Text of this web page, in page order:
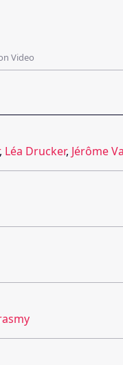
Video
, Léa Drucker, Jérôme